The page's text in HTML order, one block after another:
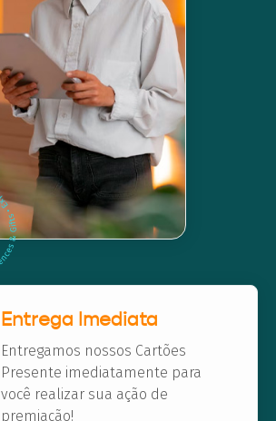
Entrega Imediata
Entregamos nossos Cartões
Presente imediatamente para
você realizar sua ação de
premiação!